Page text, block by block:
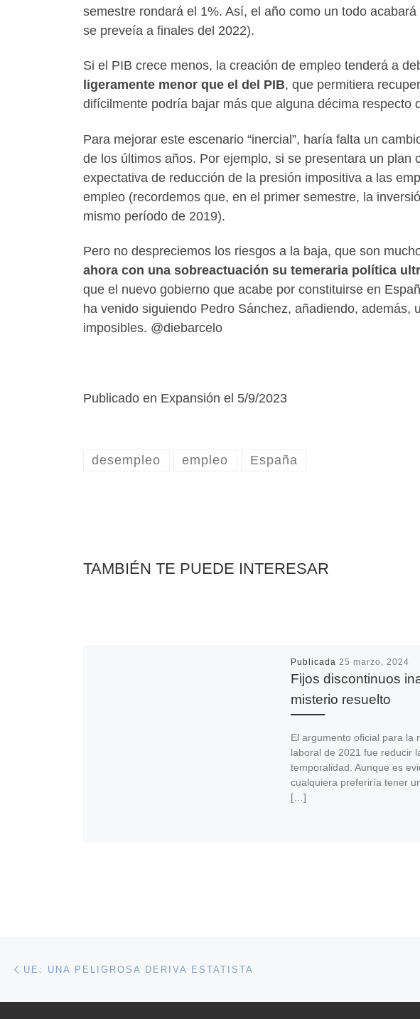
semestre rondará el 1%. Así, el año como un todo
se preveía a finales del 2022).
Si el PIB crece menos, la creación de empleo tenderá a
ligeramente menor que el del PIB, que permitiera
difícilmente podría bajar más que alguna décima respecto
Para mejorar este escenario “inercial”, haría falta un
de los últimos años. Por ejemplo, si se presentara un
expectativa de reducción de la presión impositiva a las
empleo (recordemos que, en el primer semestre, la
mismo período de 2019).
Pero no despreciemos los riesgos a la baja, que son
ahora con una sobreactuación su temeraria política
que el nuevo gobierno que acabe por constituirse en
ha venido siguiendo Pedro Sánchez, añadiendo,
imposibles. @diebarcelo
Publicado en Expansión el 5/9/2023
desempleo empleo España
TAMBIÉN TE PUEDE INTERESAR
Publicada 25 marzo, 2024
Fijos discontinuos
misterio resuelto
El argumento oficial para la
laboral de 2021 fue reducir
temporalidad. Aunque es
cualquiera preferiría tener
[…]
Navegación de entradas
UE: UNA PELIGROSA DERIVA ESTATISTA